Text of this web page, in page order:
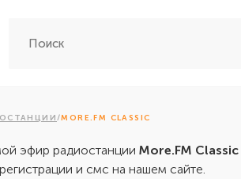
/MORE.FM CLASSIC
эфир радиостанции More.FM Classic
и смс на нашем сайте.